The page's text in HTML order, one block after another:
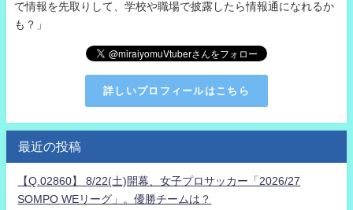
で情報を先取りして、学校や職場で披露したら情報通になれるか
も？」
詳しいプロフィールはこちら
最近の投稿
【Q.02860】 8/22(土)開幕、女子プロサッカー「2026/27
SOMPO WEリーグ」。優勝チームは？